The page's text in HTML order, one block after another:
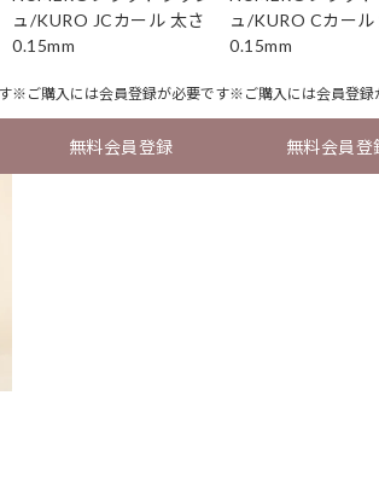
ュ/KURO JCカール 太さ
0.15mm
※ご購入には会員登録が必要です
無料会員登録
ュ/KURO Cカール
0.15mm
※ご購入には会員登録
無料会員登